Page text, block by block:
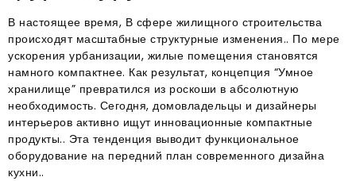
В настоящее время, В сфере жилищного строительства
происходят масштабные структурные изменения.. По мере
ускорения урбанизации, жилые помещения становятся
намного компактнее. Как результат, концепция “Умное
хранилище” превратился из роскоши в абсолютную
необходимость. Сегодня, домовладельцы и дизайнеры
интерьеров активно ищут инновационные компактные
продукты.. Эта тенденция выводит функциональное
оборудование на передний план современного дизайна
кухни..